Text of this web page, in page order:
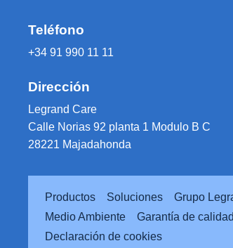
Teléfono
+34 91 990 11 11
Dirección
Legrand Care
Calle Norias 92 planta 1 Modulo B C
28221 Majadahonda
Productos Soluciones Grupo
Medio Ambiente
Garantía de calidad
Declaración de cookies